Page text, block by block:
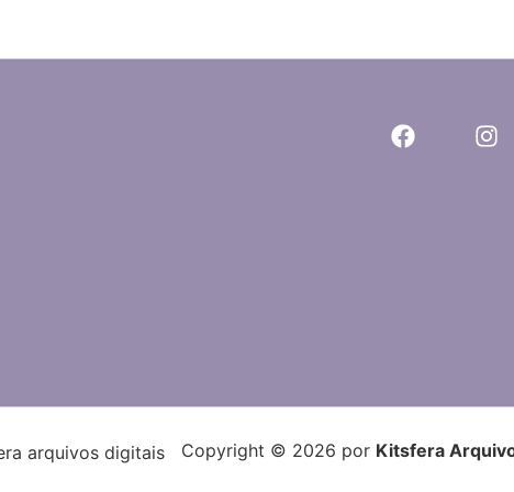
Copyright © 2026 por Kitsfera